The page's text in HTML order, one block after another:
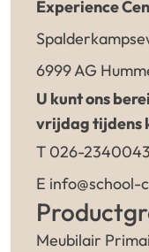
Experience
6999 AG
U kunt ons
vrijdag tijdens
T 026-2340043
E info@school-
Meubilair